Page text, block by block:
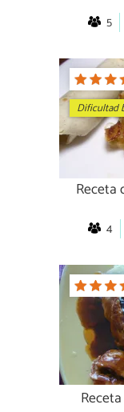
5
Dificultad
Receta
4